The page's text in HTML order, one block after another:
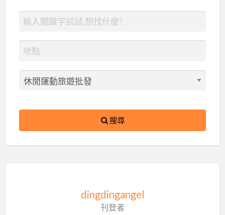
搜尋
dingdingangel
刊登者